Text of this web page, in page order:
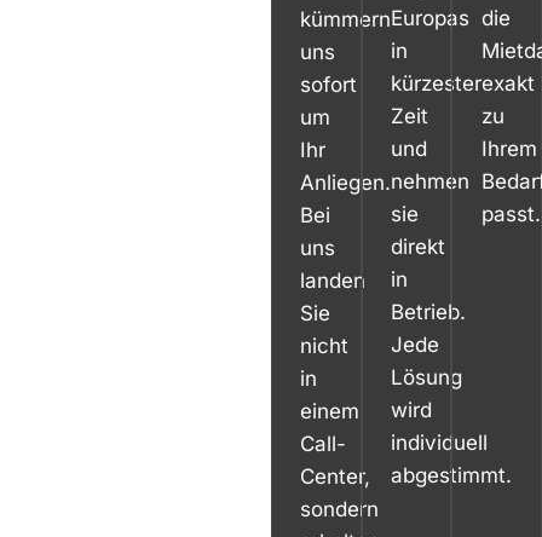
kümmern
uns
sofort
um
Ihr
Anliegen.
Bei
uns
landen
Sie
nicht
in
einem
Call-
Center,
sondern
Europas
in
kürzester
Zeit
und
nehmen
sie
direkt
in
Betrieb.
Jede
Lösung
wird
individuell
abgestimmt.
die
exakt
zu
Ihrem
passt.